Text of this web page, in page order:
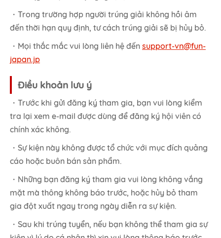
・Trong trường hợp người trúng giải không hồi âm
đến thời hạn quy định, tư cách trúng giải sẽ bị hủy bỏ.
・Mọi thắc mắc vui lòng liên hệ đến support-vn@fun-
japan.jp
Điều khoản lưu ý
・Trước khi gửi đăng ký tham gia, bạn vui lòng kiểm
tra lại xem e-mail được dùng để đăng ký hội viên có
chính xác không.
・Sự kiện này không được tổ chức với mục đích quảng
cáo hoặc buôn bán sản phẩm.
・Những bạn đăng ký tham gia vui lòng không vắng
mặt mà thông không báo trước, hoặc hủy bỏ tham
gia đột xuất ngay trong ngày diễn ra sự kiện.
・Sau khi trúng tuyển, nếu bạn không thể tham gia sự